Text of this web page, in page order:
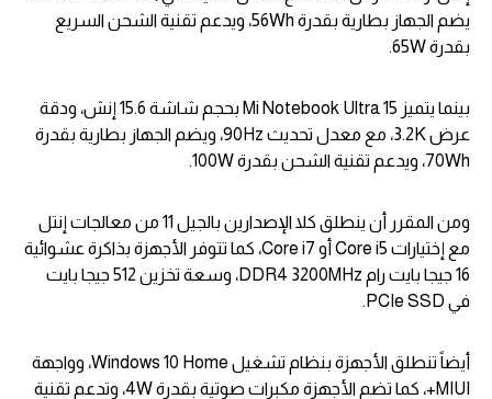
يضم الجهاز بطارية بقدرة 56Wh، ويدعم تقنية الشحن السريع
بقدرة 65W.
بينما يتميز Mi Notebook Ultra 15 بحجم شاشة 15.6 إنش، ودقة
عرض 3.2K، مع معدل تحديث 90Hz، ويضم الجهاز بطارية بقدرة
70Wh، ويدعم تقنية الشحن بقدرة 100W.
ومن المقرر أن ينطلق كلا الإصدارين بالجيل 11 من معالجات إنتل
مع إختيارات Core i5 أو Core i7، كما تتوفر الأجهزة بذاكرة عشوائية
16 جيجا بايت رام DDR4 3200MHz، وسعة تخزين 512 جيجا بايت
في PCIe SSD.
أيضاً تنطلق الأجهزة بنظام تشغيل Windows 10 Home، وواجهة
MIUI+، كما تضم الأجهزة مكبرات صوتية بقدرة 4W، وتدعم تقنية